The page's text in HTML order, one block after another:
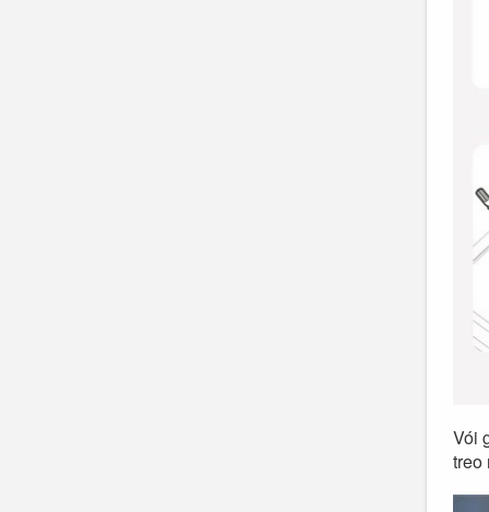
Vói
treo